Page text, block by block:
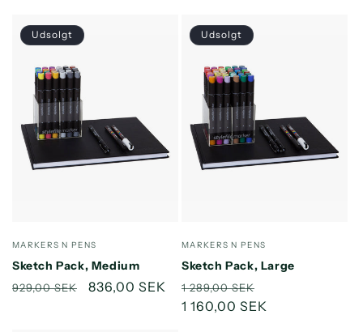
Udsolgt
Forhandler:
MARKERS N PENS
Sketch Pack, Medium
Normalpris
929,00 SEK Udsalgspris
836,00 SEK
Udsolgt
Forhandler:
MARKERS N PENS
Sketch Pack, Large
Normalpris
1 289,00 SEK
1 160,00 SEK